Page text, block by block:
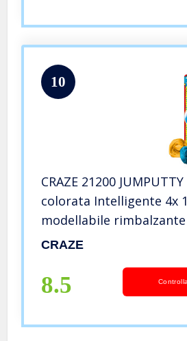
10
CRAZE 21200
colorata Intelligente 4x
modellabile
modellare Lavoretti
CRAZE
8.5